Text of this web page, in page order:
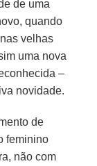
de uma
quando
velhas
uma nova
–
novidade.
de
feminino
não com